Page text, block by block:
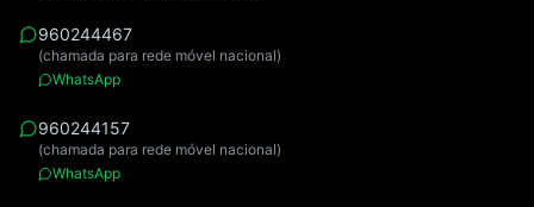
960244467
(chamada para rede móvel nacional)
WhatsApp
960244157
(chamada para rede móvel nacional)
WhatsApp